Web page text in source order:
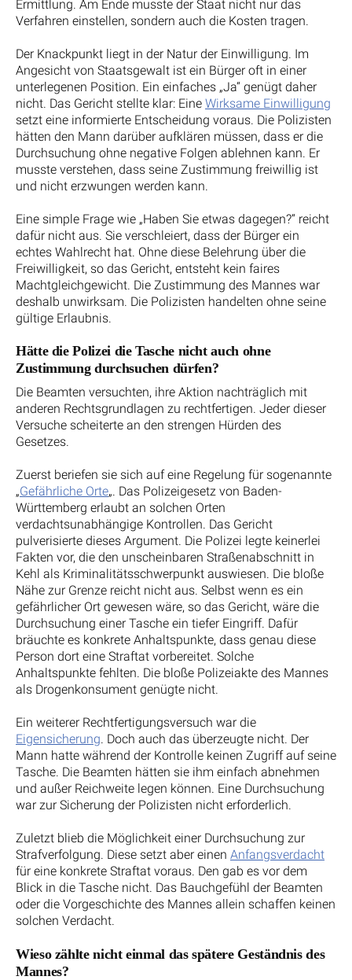
Ermittlung. Am Ende musste der Staat nicht nur das
Verfahren einstellen, sondern auch die Kosten tragen.
Der Knackpunkt liegt in der Natur der Einwilligung. Im
Angesicht von Staatsgewalt ist ein Bürger oft in einer
unterlegenen Position. Ein einfaches „Ja“ genügt daher
nicht. Das Gericht stellte klar: Eine Wirksame Einwilligung
setzt eine informierte Entscheidung voraus. Die Polizisten
hätten den Mann darüber aufklären müssen, dass er die
Durchsuchung ohne negative Folgen ablehnen kann. Er
musste verstehen, dass seine Zustimmung freiwillig ist
und nicht erzwungen werden kann.
Eine simple Frage wie „Haben Sie etwas dagegen?“ reicht
dafür nicht aus. Sie verschleiert, dass der Bürger ein
echtes Wahlrecht hat. Ohne diese Belehrung über die
Freiwilligkeit, so das Gericht, entsteht kein faires
Machtgleichgewicht. Die Zustimmung des Mannes war
deshalb unwirksam. Die Polizisten handelten ohne seine
gültige Erlaubnis.
Hätte die Polizei die Tasche nicht auch ohne
Zustimmung durchsuchen dürfen?
Die Beamten versuchten, ihre Aktion nachträglich mit
anderen Rechtsgrundlagen zu rechtfertigen. Jeder dieser
Versuche scheiterte an den strengen Hürden des
Gesetzes.
Zuerst beriefen sie sich auf eine Regelung für sogenannte
„Gefährliche Orte„. Das Polizeigesetz von Baden-
Württemberg erlaubt an solchen Orten
verdachtsunabhängige Kontrollen. Das Gericht
pulverisierte dieses Argument. Die Polizei legte keinerlei
Fakten vor, die den unscheinbaren Straßenabschnitt in
Kehl als Kriminalitätsschwerpunkt auswiesen. Die bloße
Nähe zur Grenze reicht nicht aus. Selbst wenn es ein
gefährlicher Ort gewesen wäre, so das Gericht, wäre die
Durchsuchung einer Tasche ein tiefer Eingriff. Dafür
bräuchte es konkrete Anhaltspunkte, dass genau diese
Person dort eine Straftat vorbereitet. Solche
Anhaltspunkte fehlten. Die bloße Polizeiakte des Mannes
als Drogenkonsument genügte nicht.
Ein weiterer Rechtfertigungsversuch war die
Eigensicherung. Doch auch das überzeugte nicht. Der
Mann hatte während der Kontrolle keinen Zugriff auf seine
Tasche. Die Beamten hätten sie ihm einfach abnehmen
und außer Reichweite legen können. Eine Durchsuchung
war zur Sicherung der Polizisten nicht erforderlich.
Zuletzt blieb die Möglichkeit einer Durchsuchung zur
Strafverfolgung. Diese setzt aber einen Anfangsverdacht
für eine konkrete Straftat voraus. Den gab es vor dem
Blick in die Tasche nicht. Das Bauchgefühl der Beamten
oder die Vorgeschichte des Mannes allein schaffen keinen
solchen Verdacht.
Wieso zählte nicht einmal das spätere Geständnis des
Mannes?